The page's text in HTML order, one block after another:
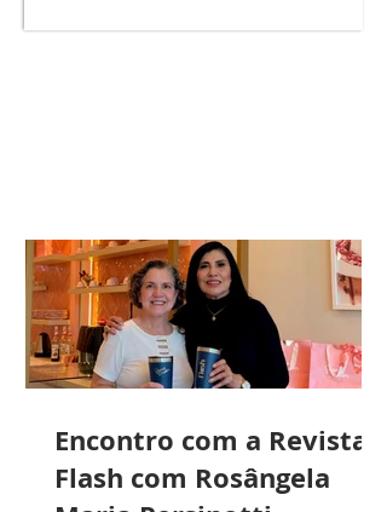
Encontro com a Revista
Flash com Rosângela